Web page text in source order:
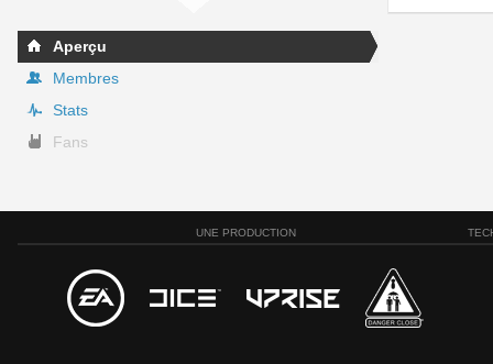
Aperçu
Membres
Stats
Fans
UNE PRODUCTION